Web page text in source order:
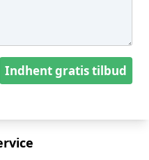
Indhent gratis tilbud